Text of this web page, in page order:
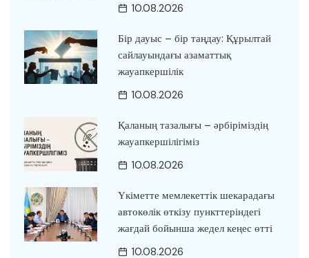
10.08.2026
Бір дауыс – бір таңдау: Құрылтай
сайлауындағы азаматтық
жауапкершілік
10.08.2026
Қаланың тазалығы – әрбіріміздің
жауапкершілігіміз
10.08.2026
Үкіметте мемлекеттік шекарадағы
автокөлік өткізу пункттеріндегі
жағдай бойынша жедел кеңес өтті
10.08.2026